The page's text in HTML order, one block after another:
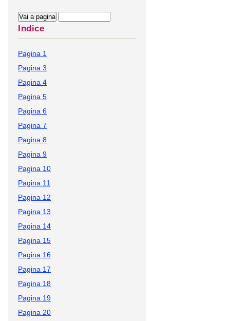
Indice
Pagina 1
Pagina 3
Pagina 4
Pagina 5
Pagina 6
Pagina 7
Pagina 8
Pagina 9
Pagina 10
Pagina 11
Pagina 12
Pagina 13
Pagina 14
Pagina 15
Pagina 16
Pagina 17
Pagina 18
Pagina 19
Pagina 20